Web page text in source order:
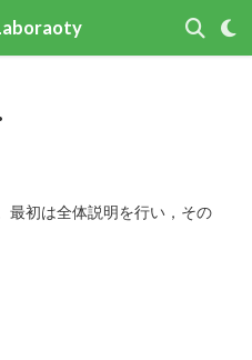
最初は全体説明を行い，その